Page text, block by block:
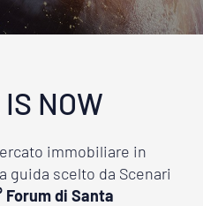
NOW
immobiliare in
guida scelto da Scenari
Forum di Santa